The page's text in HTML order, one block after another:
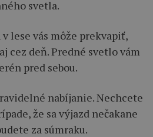
svetla.
lese vás môže prekvapiť,
cez deň. Predné svetlo vám
pred sebou.
nabíjanie. Nechcete
že sa výjazd nečakane
za súmraku.